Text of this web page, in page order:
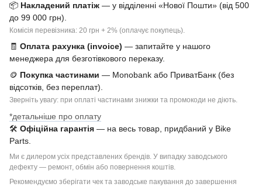
📦 Накладений платіж — у відділенні «Нової Пошти» (від 500
до 99 000 грн).
Комісія перевізника: 20 грн + 2% (оплачує покупець).
🧾 Оплата рахунка (invoice) — запитайте у нашого
менеджера для безготівкового переказу.
🪙 Покупка частинами — Monobank або ПриватБанк (без
відсотків, без переплат).
Зверніть увагу: при оплаті частинами знижки та промокоди не діють.
*детальніше про оплату
🛠 Офіційна гарантія — на весь товар, придбаний у Bike
Parts.
Ми є дилером усіх представлених брендів. У випадку заводського
дефекту — ремонт, обмін або повернення коштів.
Рекомендуємо зберігати чек та заводське пакування до завершення